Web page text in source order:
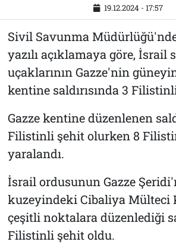
19.12.2024 - 17:57
Sivil Savunma
yazılı açıklamaya göre, İsrail
uçaklarının Gazze'nin
kentine saldırısında 3
Gazze kentine düzenlenen
Filistinli şehit olurken 8
yaralandı.
İsrail ordusunun Gazze
kuzeyindeki Cibaliya Mülteci
çeşitli noktalara düzenlediği
Filistinli şehit oldu.